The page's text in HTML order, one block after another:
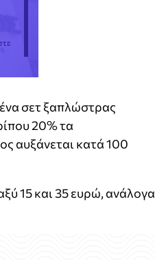
σετ ξαπλώστρας
20% τα
αυξάνεται κατά 100
15 και 35 ευρώ, ανάλογα